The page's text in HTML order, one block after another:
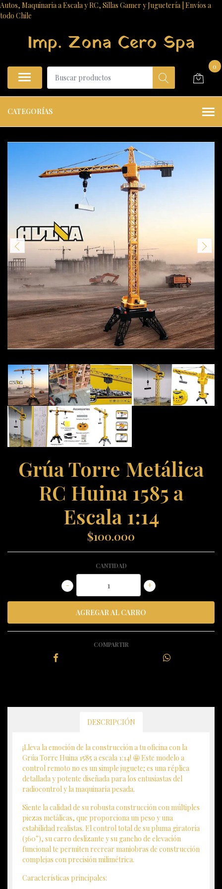
Autos, Maquinaria a Escala y RC, Sillas Gamer y Juguetería | Envíos a
todo Chile
Imp. Zona Cero Spa
0
CATEGORÍAS
Grúa Torre Metálica
RC Huina 1585 a
Escala 1:14
$100.000
CANTIDAD
+
-
COMPARTIR
DESCRIPCIÓN
¡Lleva la emoción de la construcción a tu oficina con la
Grúa Torre Huina 1585 a escala 1:14! 🤩 Este modelo a
control remoto no es un simple juguete; es una réplica
detallada y potente diseñada para los entusiastas del
radiocontrol y la maquinaria pesada.
Siente la calidad de su robusta construcción con múltiples
piezas metálicas, que proporciona un peso y una
estabilidad realistas. El control total de su pluma giratoria
(360°), su carro deslizante y su gancho de elevación
funcional te permiten recrear maniobras de construcción
complejas con precisión milimétrica.
Características principales: